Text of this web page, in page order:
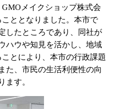
メイクショップ株式会
ととなりました。本市で
したところであり、同社が
ハウや知見を活かし、地域
とにより、本市の行政課題
た、市民の生活利便性の向
ます。